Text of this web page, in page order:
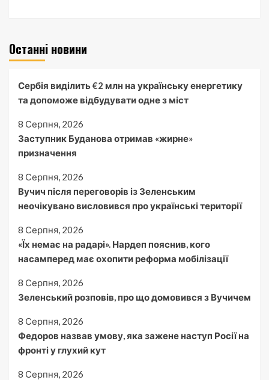
Останні новини
Сербія виділить €2 млн на українську енергетику
та допоможе відбудувати одне з міст
8 Серпня, 2026
Заступник Буданова отримав «жирне»
призначення
8 Серпня, 2026
Вучич після переговорів із Зеленським
неочікувано висловився про українські території
8 Серпня, 2026
«Їх немає на радарі». Нардеп пояснив, кого
насамперед має охопити реформа мобілізації
8 Серпня, 2026
Зеленський розповів, про що домовився з Вучичем
8 Серпня, 2026
Федоров назвав умову, яка зажене наступ Росії на
фронті у глухий кут
8 Серпня, 2026